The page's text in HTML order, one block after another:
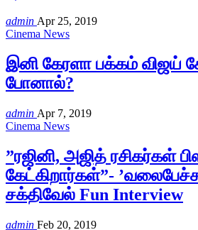
admin Apr 25, 2019
Cinema News
இனி கேரளா பக்கம் விஜய்
போனால்?
admin Apr 7, 2019
Cinema News
”ரஜினி, அஜித் ரசிகர்கள்
கேட்கிறார்கள்”-
சக்திவேல் Fun Interview
admin Feb 20, 2019